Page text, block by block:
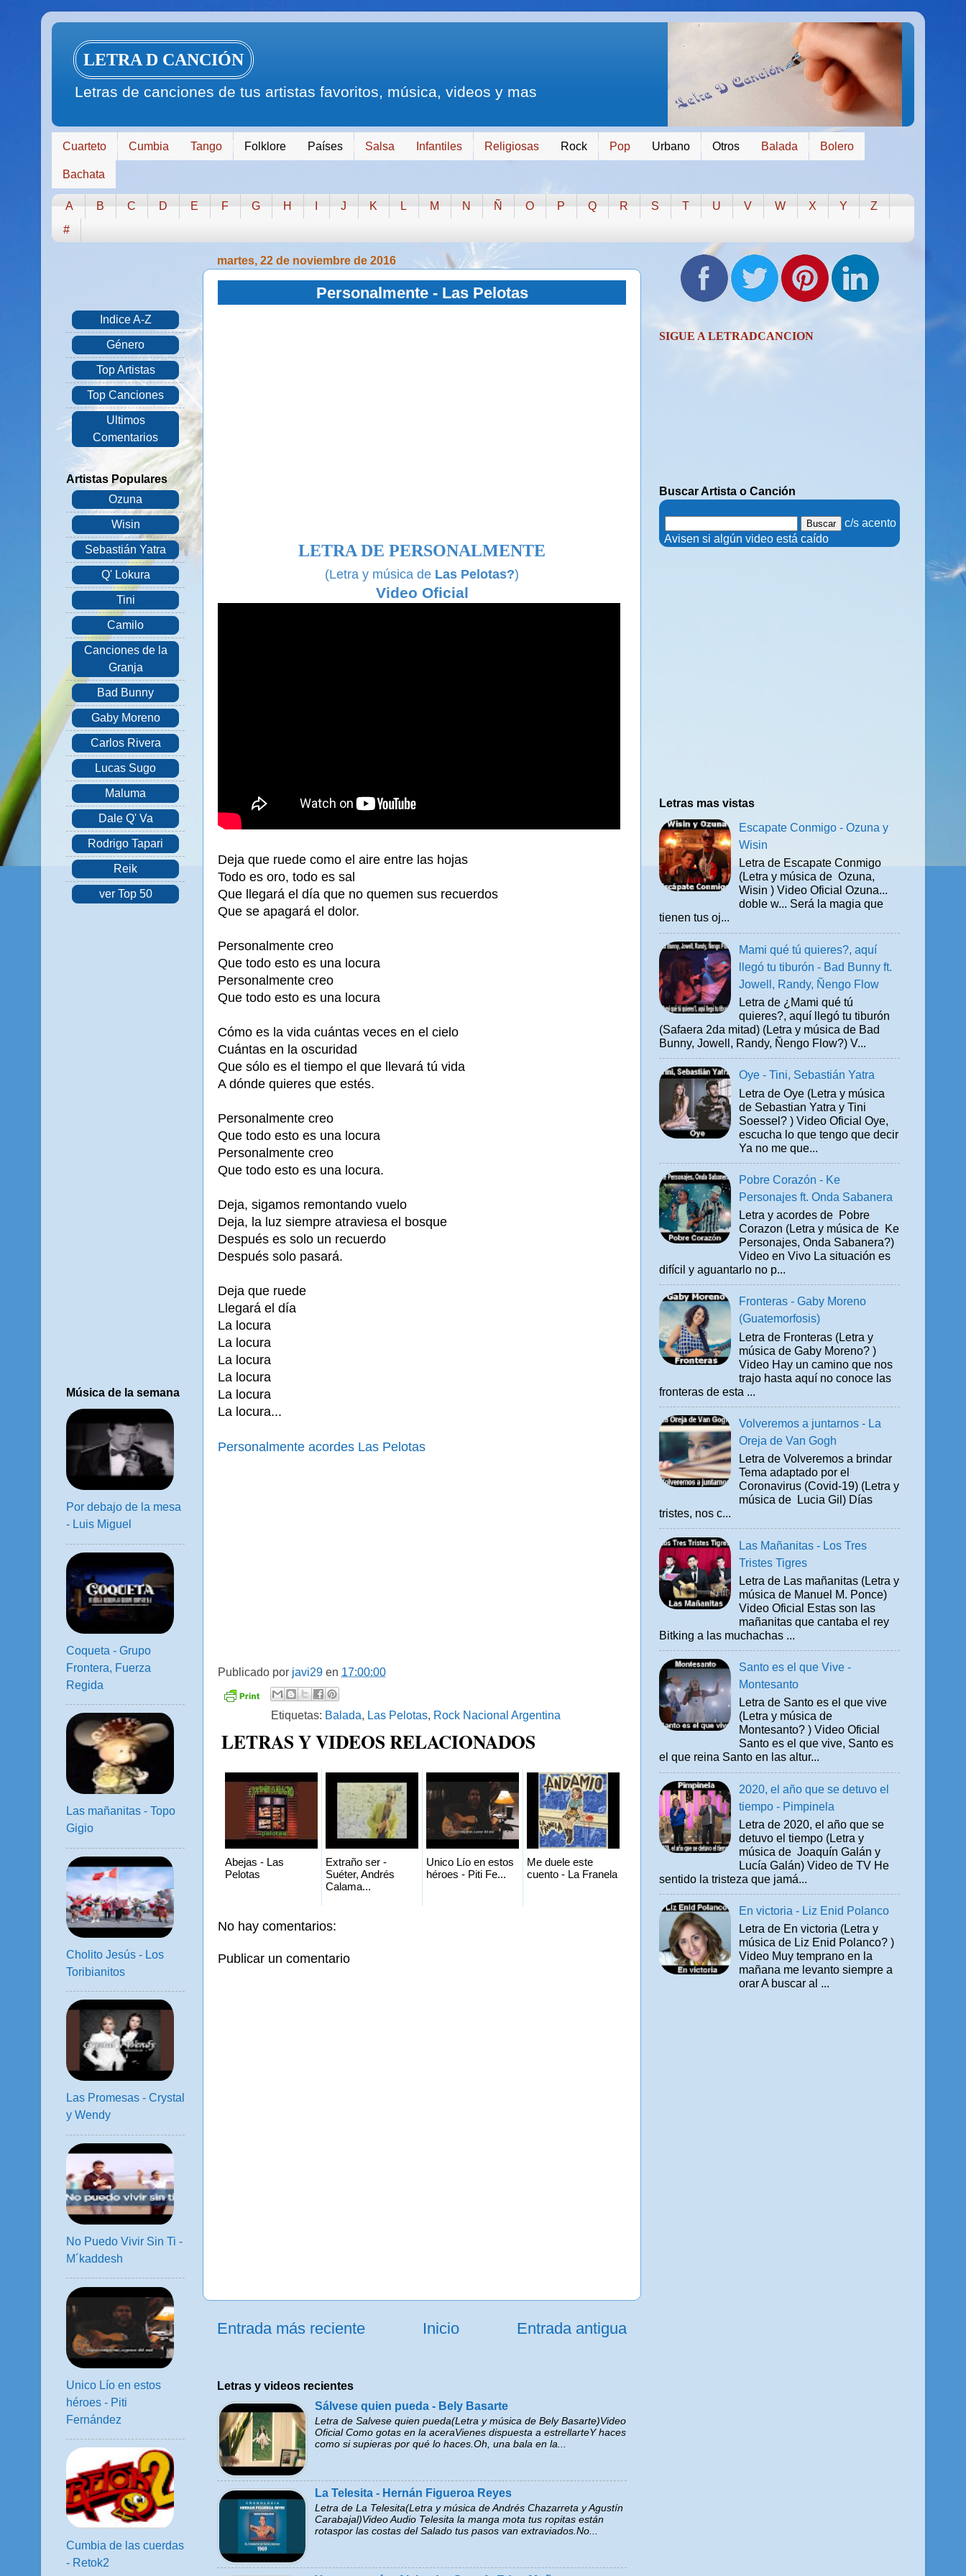
LETRA D CANCIÓN
Letras de canciones de tus artistas favoritos, música, videos y mas
Cuarteto Cumbia Tango Folklore Países Salsa Infantiles Religiosas Rock Pop Urbano Otros Balada Bolero
Bachata
A B C D E F G H J K L M N Ñ O P Q R S T U V W X Y
Z
#
martes, 22 de noviembre de 2016
Personalmente - Las Pelotas
LETRA DE PERSONALMENTE
(Letra y música de Las Pelotas?)
Video Oficial
Deja que ruede como el aire entre las hojas
Todo es oro, todo es sal
Que llegará el día que no quemen sus recuerdos
Que se apagará el dolor.
Personalmente creo
Que todo esto es una locura
Personalmente creo
Que todo esto es una locura
Cómo es la vida cuántas veces en el cielo
Cuántas en la oscuridad
Que sólo es el tiempo el que llevará tú vida
A dónde quieres que estés.
Personalmente creo
Que todo esto es una locura
Personalmente creo
Que todo esto es una locura.
Deja, sigamos remontando vuelo
Deja, la luz siempre atraviesa el bosque
Después es solo un recuerdo
Después solo pasará.
Deja que ruede
Llegará el día
La locura
La locura
La locura
La locura
La locura
La locura...
Personalmente acordes Las Pelotas
Publicado por javi29 en 17:00:00
Etiquetas: Balada, Las Pelotas, Rock Nacional Argentina
LETRAS Y VIDEOS RELACIONADOS
Abejas - Las
Pelotas
Extraño ser -
Suéter, Andrés
Calama...
Unico Lío en estos
héroes - Piti Fe...
Me duele este
cuento - La Franela
No hay comentarios:
Publicar un comentario
Entrada más reciente Entrada antigua
Inicio
Letras y videos recientes
Sálvese quien pueda - Bely Basarte
Letra de Salvese quien pueda(Letra y música de Bely Basarte)Video
Oficial Como gotas en la aceraVienes dispuesta a estrellarteY haces
como si supieras por qué lo haces.Oh, una bala en la...
La Telesita - Hernán Figueroa Reyes
Letra de La Telesita(Letra y música de Andrés Chazarreta y Agustín
Carabajal)Video Audio Telesita la manga mota tus ropitas están
rotaspor las costas del Salado tus pasos van extraviados.No...
Indice A-Z
Género
Top Artistas
Top Canciones
Ultimos
Comentarios
Artistas Populares
Ozuna
Wisin
Sebastián Yatra
Q' Lokura
Tini
Camilo
Canciones de la
Granja
Bad Bunny
Gaby Moreno
Carlos Rivera
Lucas Sugo
Maluma
Dale Q' Va
Rodrigo Tapari
Reik
ver Top 50
Música de la semana
Por debajo de la mesa
- Luis Miguel
Coqueta - Grupo
Frontera, Fuerza
Regida
Las mañanitas - Topo
Gigio
Cholito Jesús - Los
Toribianitos
Las Promesas - Crystal
y Wendy
No Puedo Vivir Sin Ti -
M´kaddesh
Unico Lío en estos
héroes - Piti
Fernández
Cumbia de las cuerdas
- Retok2
SIGUE A LETRADCANCION
Buscar Artista o Canción
c/s acento
. Avisen si algún video está caído
Letras mas vistas
Escapate Conmigo - Ozuna y
Wisin
Letra de Escapate Conmigo
(Letra y música de Ozuna,
Wisin ) Video Oficial Ozuna...
doble w... Será la magia que
tienen tus oj...
Mami qué tú quieres?, aquí
llegó tu tiburón - Bad Bunny ft.
Jowell, Randy, Ñengo Flow
Letra de ¿Mami qué tú
quieres?, aquí llegó tu tiburón
(Safaera 2da mitad) (Letra y música de Bad
Bunny, Jowell, Randy, Ñengo Flow?) V...
Oye - Tini, Sebastián Yatra
Letra de Oye (Letra y música
de Sebastian Yatra y Tini
Soessel? ) Video Oficial Oye,
escucha lo que tengo que decir
Ya no me que...
Pobre Corazón - Ke
Personajes ft. Onda Sabanera
Letra y acordes de Pobre
Corazon (Letra y música de Ke
Personajes, Onda Sabanera?)
Video en Vivo La situación es
difícil y aguantarlo no p...
Fronteras - Gaby Moreno
(Guatemorfosis)
Letra de Fronteras (Letra y
música de Gaby Moreno? )
Video Hay un camino que nos
trajo hasta aquí no conoce las
fronteras de esta ...
Volveremos a juntarnos - La
Oreja de Van Gogh
Letra de Volveremos a brindar
Tema adaptado por el
Coronavirus (Covid-19) (Letra y
música de Lucia Gil) Días
tristes, nos c...
Las Mañanitas - Los Tres
Tristes Tigres
Letra de Las mañanitas (Letra y
música de Manuel M. Ponce)
Video Oficial Estas son las
mañanitas que cantaba el rey
Bitking a las muchachas ...
Santo es el que Vive -
Montesanto
Letra de Santo es el que vive
(Letra y música de
Montesanto? ) Video Oficial
Santo es el que vive, Santo es
el que reina Santo en las altur...
2020, el año que se detuvo el
tiempo - Pimpinela
Letra de 2020, el año que se
detuvo el tiempo (Letra y
música de Joaquín Galán y
Lucía Galán) Video de TV He
sentido la tristeza que jamá...
En victoria - Liz Enid Polanco
Letra de En victoria (Letra y
música de Liz Enid Polanco? )
Video Muy temprano en la
mañana me levanto siempre a
orar A buscar al ...